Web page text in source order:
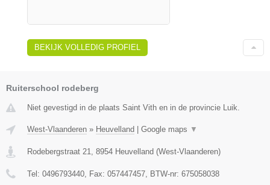
BEKIJK VOLLEDIG PROFIEL
Ruiterschool rodeberg
Niet gevestigd in de plaats Saint Vith en in de provincie Luik.
West-Vlaanderen » Heuvelland | Google maps ▼
Rodebergstraat 21 8954 Heuvelland (West-Vlaanderen)
Tel: 0496793440 , Fax: 057447457 , BTW-nr: 675058038